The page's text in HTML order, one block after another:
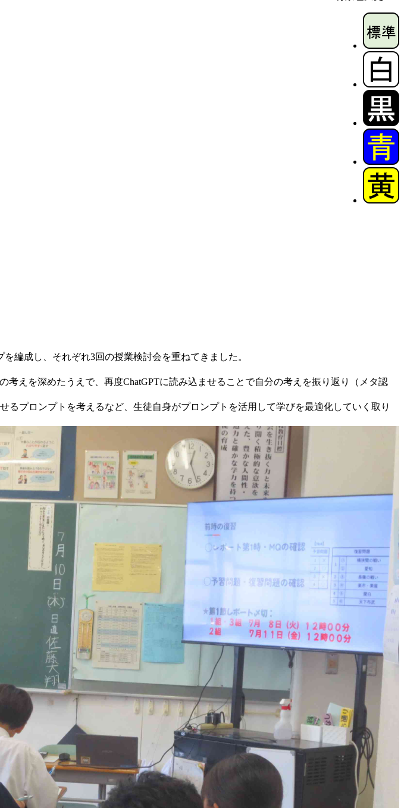
編成し、それぞれ3回の授業検討会を重ねてきました。
えを深めたうえで、再度ChatGPTに読み込ませることで自分の考えを振り返り（メタ認
プロンプトを考えるなど、生徒自身がプロンプトを活用して学びを最適化していく取り